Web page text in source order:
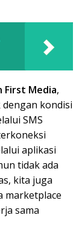
First Media,
kondisi
SMS
aplikasi
tidak ada
kita juga
marketplace
sama